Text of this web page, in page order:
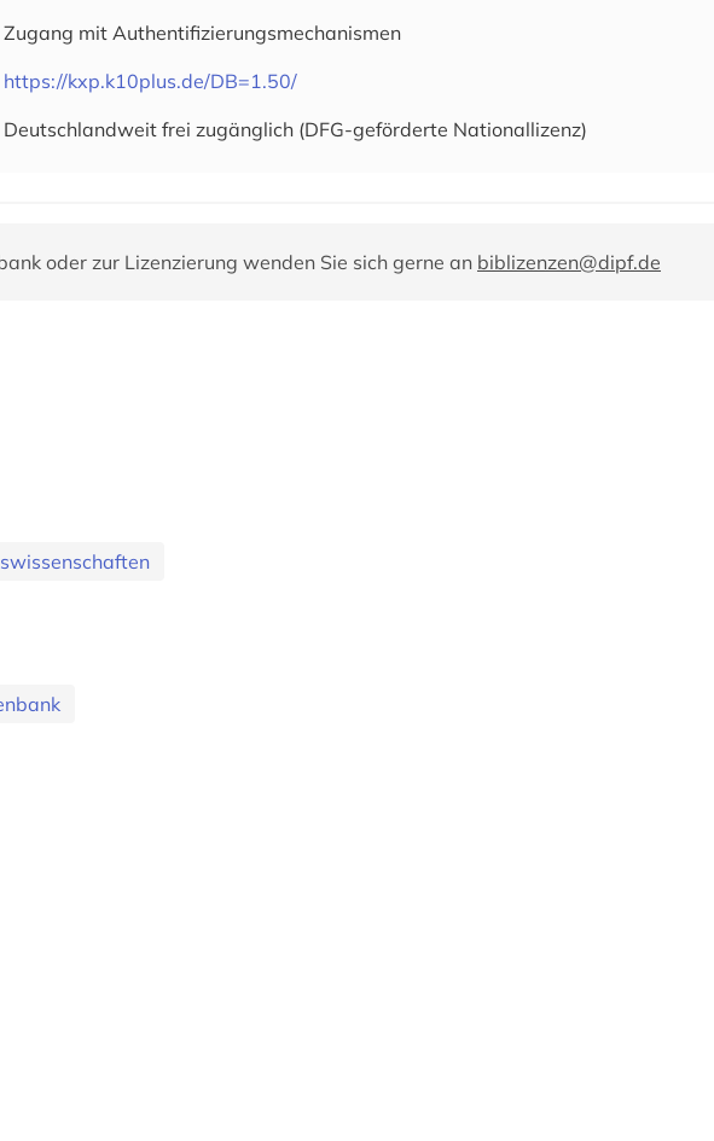
Zugang mit Authentifizierungsmechanismen
https://kxp.k10plus.de/DB=1.50/
Deutschlandweit frei zugänglich (DFG-geförderte Nationallizenz)
oder zur Lizenzierung wenden Sie sich gerne an biblizenzen@dipf.de